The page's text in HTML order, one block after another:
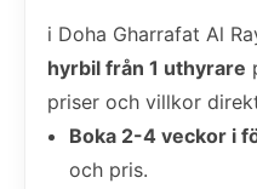
i Doha Gharrafat Al
hyrbil från 1 uthyrare
priser och villkor
Boka 2-4 veckor i
och pris.